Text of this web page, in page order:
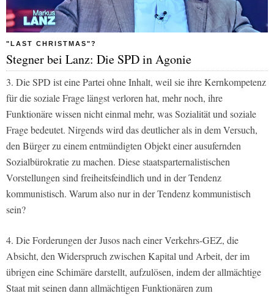
"LAST CHRISTMAS"?
Stegner bei Lanz: Die SPD in Agonie
3. Die SPD ist eine Partei ohne Inhalt, weil sie ihre Kernkompetenz
für die soziale Frage längst verloren hat, mehr noch, ihre
Funktionäre wissen nicht einmal mehr, was Sozialität und soziale
Frage bedeutet. Nirgends wird das deutlicher als in dem Versuch,
den Bürger zu einem entmündigten Objekt einer ausufernden
Sozialbürokratie zu machen. Diese staatsparternalistischen
Vorstellungen sind freiheitsfeindlich und in der Tendenz
kommunistisch. Warum also nur in der Tendenz kommunistisch
sein?
4. Die Forderungen der Jusos nach einer Verkehrs-GEZ, die
Absicht, den Widerspruch zwischen Kapital und Arbeit, der im
übrigen eine Schimäre darstellt, aufzulösen, indem der allmächtige
Staat mit seinen dann allmächtigen Funktionären zum